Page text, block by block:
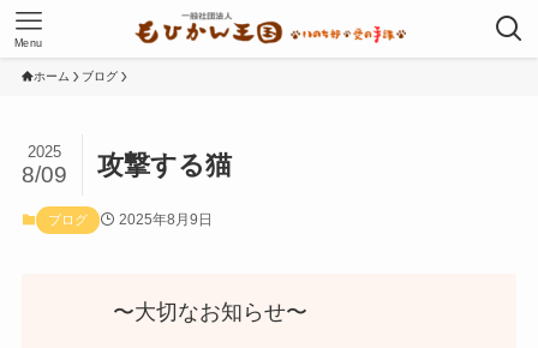
Menu
ホーム ブログ
攻撃する猫
2025
8/09
ブログ 2025年8月9日
〜大切なお知らせ〜